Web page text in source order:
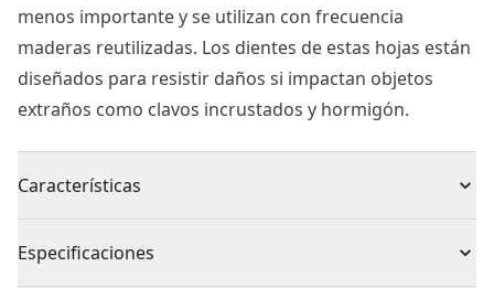
menos importante y se utilizan con frecuencia
maderas reutilizadas. Los dientes de estas hojas están
diseñados para resistir daños si impactan objetos
extraños como clavos incrustados y hormigón.
Características
sólidas para los requisitos más exigentes
Especificaciones